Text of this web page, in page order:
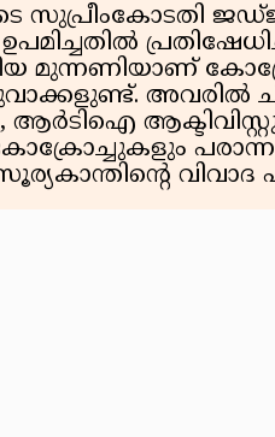
സുപ്രീംകോടതി
മുന്നണിയാണ്
അവരിൽ
ആർടിഐ
വിവാദ